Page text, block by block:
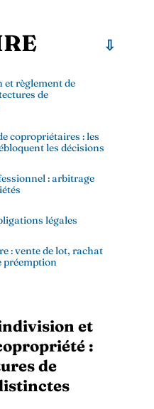
et règlement de
de
copropriétaires : les
les décisions
: arbitrage
légales
: vente de lot, rachat
préemption
et
:
de